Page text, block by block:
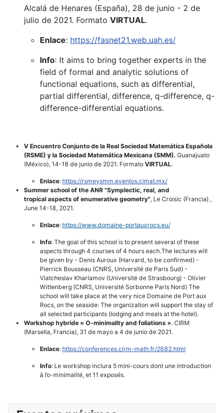
Alcalá de Henares (España), 28 de junio - 2 de
julio de 2021. Formato VIRTUAL.
Enlace: https://fasnet21.web.uah.es/
Info: It aims to bring together experts in the
field of formal and analytic solutions of
functional equations, such as differential,
partial differential, difference, q-difference, q-
difference-differential equations.
V Encuentro Conjunto de la Real Sociedad Matemática Española
(RSME) y la Sociedad Matemática Mexicana (SMM). Guanajuato
(México), 14-18 de junio de 2021. Formato VIRTUAL.
Enlace: https://rsmeysmm.eventos.cimat.mx/
Summer school of the ANR "Symplectic, real, and
tropical aspects of enumerative geometry", Le Croisic (Francia) ,
June 14-18, 2021.
Enlace: https://www.domaine-portauxrocs.eu/
Info: The goal of this school is to present several of these
aspects through 4 courses of 4 hours each.The lectures will
be given by - Denis Auroux (Harvard, to be confirmed) -
Pierrick Bousseau (CNRS, Université de Paris Sud) -
Viatcheslav Kharlamov (Université de Strasbourg) - Olivier
Wittenberg (CNRS, Université Sorbonne Paris Nord) The
school will take place at the very nice Domaine de Port aux
Rocs, on the seaside: The organization will support the stay of
all selected participants (lodging and meals at the hotel).
Workshop hybride « O-minimality and foliations ». CIRM
(Marsella, Francia), 31 de mayo a 4 de junio de 2021.
Enlace: https://conferences.cirm-math.fr/2682.html
Info: Le workshop inclura 5 mini-cours dont une introduction
à l’o-minimalité, et 11 exposés.